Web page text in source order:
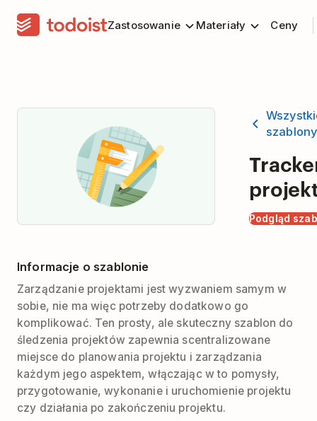
Zastosowanie Materiały Ceny
szablony
Podgląd
Informacje o szablonie
Zarządzanie projektami jest wyzwaniem samym w
sobie, nie ma więc potrzeby dodatkowo go
komplikować. Ten prosty, ale skuteczny szablon do
śledzenia projektów zapewnia scentralizowane
miejsce do planowania projektu i zarządzania
każdym jego aspektem, włączając w to pomysły,
przygotowanie, wykonanie i uruchomienie projektu
czy działania po zakończeniu projektu.